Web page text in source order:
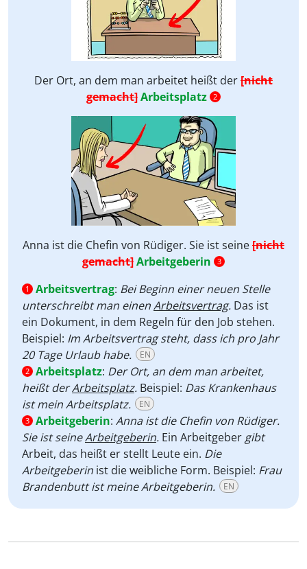
Der Ort, an dem man arbeitet heißt der[nicht
gemacht]Arbeitsplatz 2
Anna ist die Chefin von Rüdiger. Sie ist seine[nicht
gemacht]Arbeitgeberin 3
1 Arbeitsvertrag: Bei Beginn einer neuen Stelle
unterschreibt man einenArbeitsvertrag. Das ist
ein Dokument, in dem Regeln für den Job stehen.
Beispiel: Im Arbeitsvertrag steht, dass ich pro Jahr
20 Tage Urlaub habe.
EN
2 Arbeitsplatz: Der Ort, an dem man arbeitet,
heißt derArbeitsplatz. Beispiel: Das Krankenhaus
ist mein Arbeitsplatz.
EN
3 Arbeitgeberin: Anna ist die Chefin von Rüdiger.
Sie ist seineArbeitgeberin. Ein Arbeitgeber gibt
Arbeit, das heißt er stellt Leute ein. Die
Arbeitgeberin ist die weibliche Form. Beispiel: Frau
Brandenbutt ist meine Arbeitgeberin.
EN